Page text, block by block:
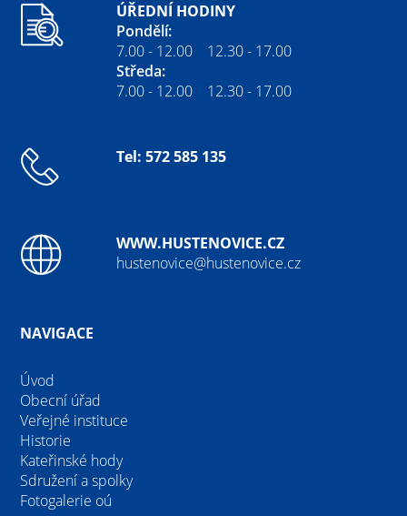
ÚŘEDNÍ HODINY
Pondělí:
7.00 - 12.00 12.30 - 17.00
Středa:
7.00 - 12.00 12.30 - 17.00
Tel: 572 585 135
WWW.HUSTENOVICE.CZ
hustenovice@hustenovice.cz
NAVIGACE
Úvod
Obecní úřad
Veřejné instituce
Historie
Kateřinské hody
Sdružení a spolky
Fotogalerie oú